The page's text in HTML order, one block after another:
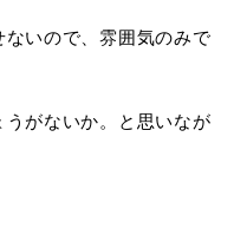
いので、雰囲気のみで
がないか。と思いなが